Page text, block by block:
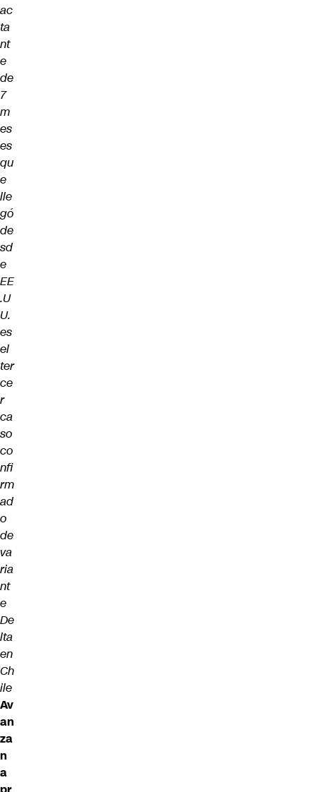
ac
ta
nt
e
de
7
m
es
es
qu
e
lle
gó
de
sd
e
EE
.U
U.
es
el
ter
ce
r
ca
so
co
nfi
rm
ad
o
de
va
ria
nt
e
De
lta
en
Ch
ile
Av
an
za
n
a